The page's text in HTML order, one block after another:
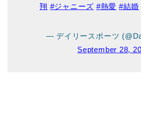
翔 #ジャニーズ #熱愛 #結婚
— デイリースポーツ
September 28,